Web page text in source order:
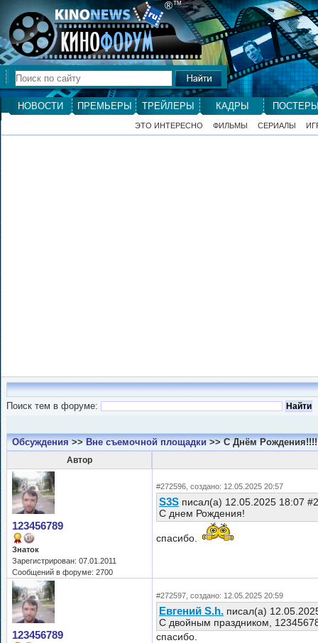
®ТМ
НОВОСТИ ПРЕМЬЕРЫ ТРЕЙЛЕРЫ КАДРЫ
ЭТО ИНТЕРЕСНО ФИЛЬМЫ СЕРИАЛЫ
Поиск тем в форуме:
Обсуждения>>Вне съемочной площадки>> С Днём
Автор
123456789
Знаток
Зарегистрирован: 07.01.2011
Сообщений в форуме: 2700
#272596, создано: 12.05.2025 20:57
S3S писал(а) 12.05.2025 18:07
С днем Рождения!
спасибо.
123456789
#272597, создано: 12.05.2025 20:59
Евгений S.h. писал(а)
С двойным праздником,
спасибо.